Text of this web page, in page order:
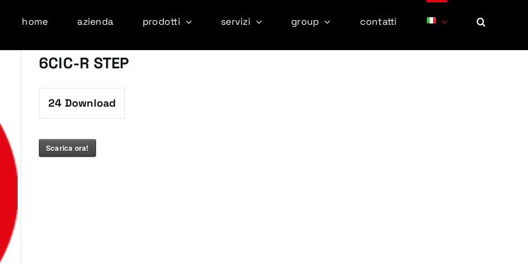
home azienda prodotti servizi group contatti
6CIC-R STEP
24 Download
Scarica ora!